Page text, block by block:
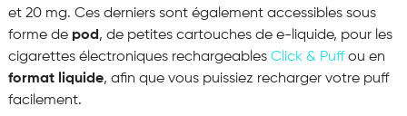
et 20 mg. Ces derniers sont également accessibles sous
forme de pod , de petites cartouches de e-liquide, pour les
cigarettes électroniques rechargeables Click & Puffou en
format liquide, afin que vous puissiez recharger votre puff
facilement.